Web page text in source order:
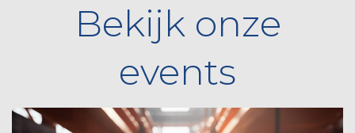
Bekijk onze
events